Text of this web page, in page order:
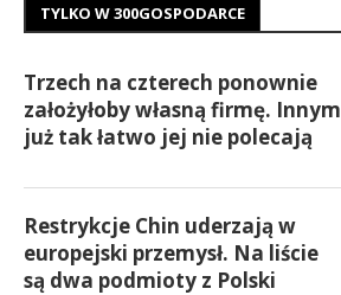
TYLKO W 300GOSPODARCE
Trzech na czterech ponownie
założyłoby własną firmę. Innym
już tak łatwo jej nie polecają
Restrykcje Chin uderzają w
europejski przemysł. Na liście
są dwa podmioty z Polski